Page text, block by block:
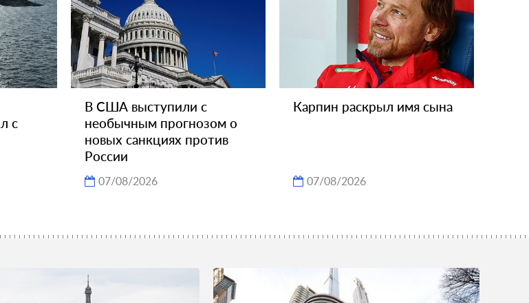
с
В США выступили с
необычным прогнозом о
новых санкциях против
России
07/08/2026
Карпин раскрыл имя сына
07/08/2026